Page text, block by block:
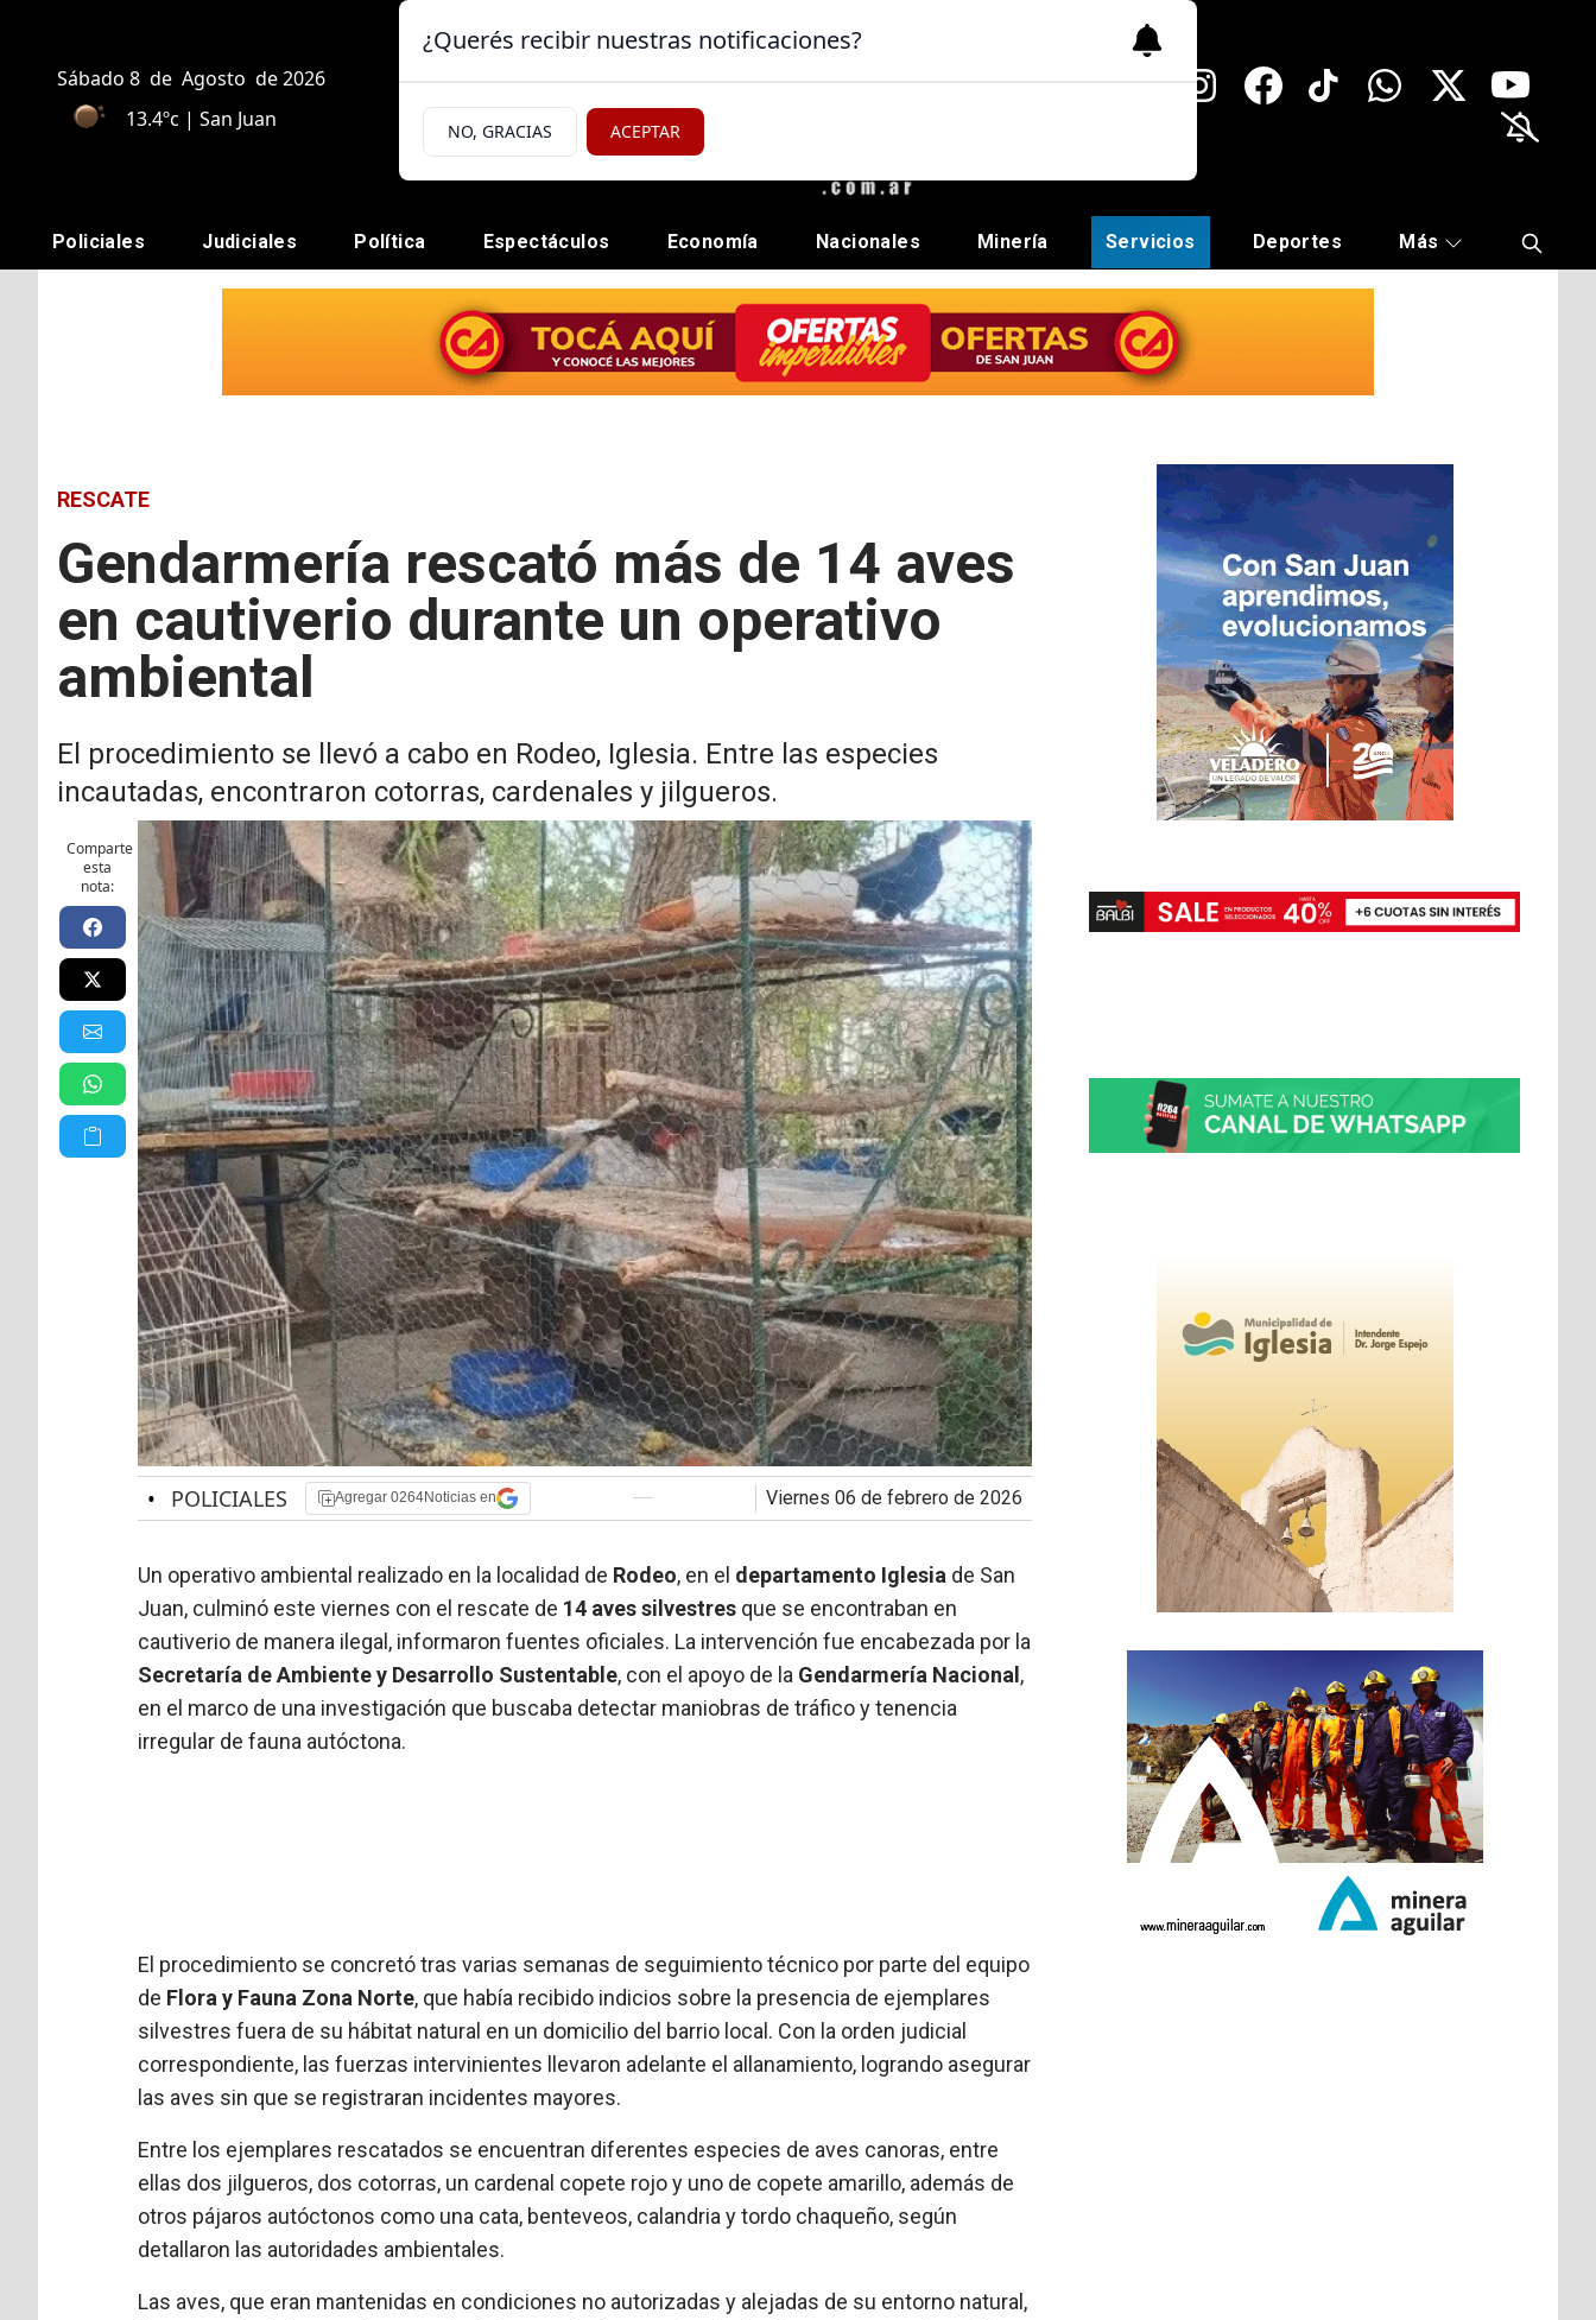
Sábado 8 de Agosto de 2026
13.4ºc | San Juan
Policiales Judiciales Política Espectáculos Economía Nacionales Minería Servicios Deportes Más
RESCATE
Gendarmería rescató más de 14 aves
en cautiverio durante un operativo
ambiental
El procedimiento se llevó a cabo en Rodeo, Iglesia. Entre las especies
incautadas, encontraron cotorras, cardenales y jilgueros.
Comparte
esta
nota:
• POLICIALES Agregar 0264Noticias en viernes 06 de febrero de 2026
Un operativo ambiental realizado en la localidad de Rodeo, en el departamento Iglesia de San
Juan, culminó este viernes con el rescate de 14 aves silvestres que se encontraban en
cautiverio de manera ilegal, informaron fuentes oficiales. La intervención fue encabezada por la
Secretaría de Ambiente y Desarrollo Sustentable, con el apoyo de la Gendarmería Nacional,
en el marco de una investigación que buscaba detectar maniobras de tráfico y tenencia
irregular de fauna autóctona.
El procedimiento se concretó tras varias semanas de seguimiento técnico por parte del equipo
de Flora y Fauna Zona Norte, que había recibido indicios sobre la presencia de ejemplares
silvestres fuera de su hábitat natural en un domicilio del barrio local. Con la orden judicial
correspondiente, las fuerzas intervinientes llevaron adelante el allanamiento, logrando asegurar
las aves sin que se registraran incidentes mayores.
Entre los ejemplares rescatados se encuentran diferentes especies de aves canoras, entre
ellas dos jilgueros, dos cotorras, un cardenal copete rojo y uno de copete amarillo, además de
otros pájaros autóctonos como una cata, benteveos, calandria y tordo chaqueño, según
detallaron las autoridades ambientales.
Las aves, que eran mantenidas en condiciones no autorizadas y alejadas de su entorno natural,
¿Querés recibir nuestras notificaciones?
NO, GRACIAS ACEPTAR